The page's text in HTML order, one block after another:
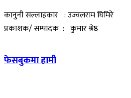
कानुनी सल्लाहकार : उज्वलराम घिमिरे
प्रकाशक/ सम्पादक : कुमार श्रेष्ठ
फेसबुकमा हामी